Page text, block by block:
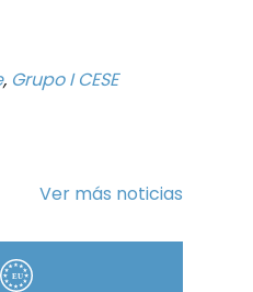
, Grupo I CESE
Ver más noticias